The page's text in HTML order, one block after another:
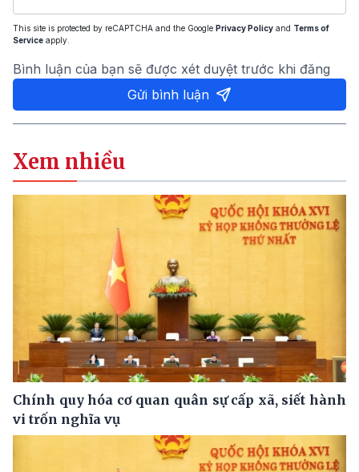
This site is protected by reCAPTCHA and the Google Privacy Policy and Terms of
Service apply.
Bình luận của bạn sẽ được xét duyệt trước khi đăng
Gửi bình luận
Xem nhiều
Chính quy hóa cơ quan quân sự cấp xã, siết hành
vi trốn nghĩa vụ